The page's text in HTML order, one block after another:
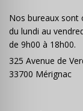
Nos bureaux sont
du lundi au
de 9h00 à 18h00.
325 Avenue de
33700 Mérignac